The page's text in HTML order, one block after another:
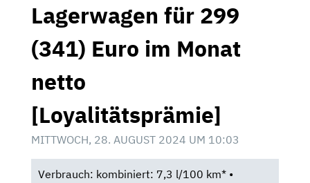
Lagerwagen für 299
(341) Euro im Monat
netto
[Loyalitätsprämie]
MITTWOCH, 28. AUGUST 2024 UM 10:03
Verbrauch: kombiniert: 7,3 l/100 km* •